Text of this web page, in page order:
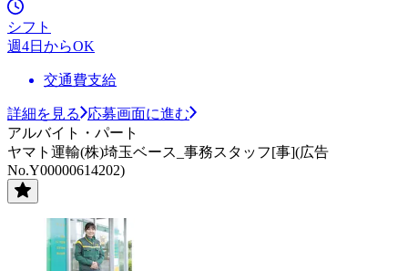
シフト
週4日からOK
交通費支給
詳細を見る
応募画面に進む
アルバイト・パート
ヤマト運輸(株)埼玉ベース_事務スタッフ[事](広告
No.Y00000614202)